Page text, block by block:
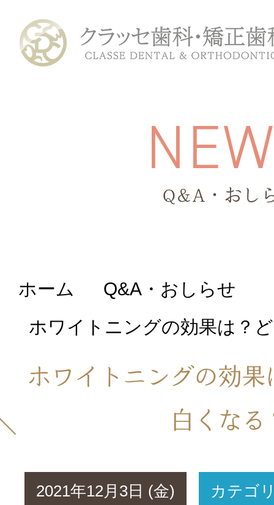
初めての方へ
院長・スタッフ紹
Q&A・おしらせ
Q&A・おし
NE
ホーム
Q&A・おしらせ
ホワイトニングの効果は？
ホワイトニングの効
白くなる
2021年12月3日 (金) カテゴ